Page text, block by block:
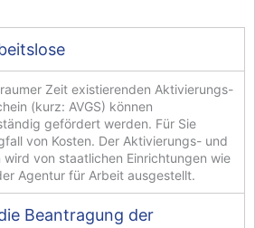
Zeit existierenden Aktivierungs-
(kurz: AVGS) können
gefördert werden. Für Sie
von Kosten. Der Aktivierungs- und
von staatlichen Einrichtungen wie
Agentur für Arbeit ausgestellt.
Beantragung der